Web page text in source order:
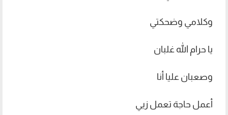
وكلامي وضحكتي
يا حرام الله غلبان
وصعبان عليا أنا
أعمل حاجة تعمل زيي